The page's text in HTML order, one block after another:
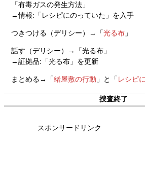
「有毒ガスの発生方法」
→情報:「レシピにのっていた」を入手
つきつける（デリシー）→「光る布 」
話す（デリシー）→「光る布」
→証拠品:「光る布」を更新
まとめる→「緒屋敷の行動 」と「 レシピ
捜査終了
スポンサードリンク